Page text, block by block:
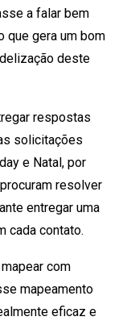
a falar bem
que gera um bom
deste
respostas
solicitações
e Natal, por
resolver
entregar uma
cada contato.
com
mapeamento
eficaz e